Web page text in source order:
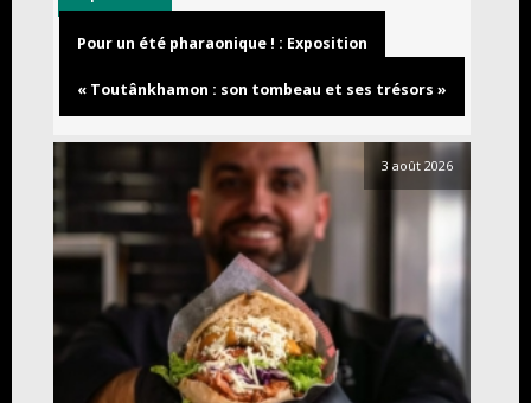
Pour un été pharaonique ! : Exposition
« Toutânkhamon : son tombeau et ses trésors »
3 août 2026